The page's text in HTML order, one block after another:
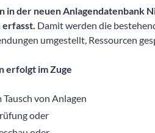
in der neuen Anlagendatenbank
Damit werden die
umgestellt, Ressourcen
erfolgt im Zuge
von Anlagen
oder
oder